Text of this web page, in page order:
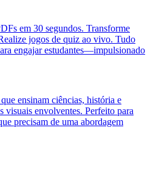
em 30 segundos. Transforme
jogos de quiz ao vivo. Tudo
engajar estudantes—impulsionado
ensinam ciências, história e
visuais envolventes. Perfeito para
precisam de uma abordagem